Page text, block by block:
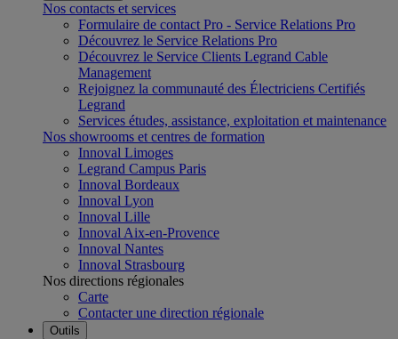
Nos contacts et services
Formulaire de contact Pro - Service Relations Pro
Découvrez le Service Relations Pro
Découvrez le Service Clients Legrand Cable
Management
Rejoignez la communauté des Électriciens Certifiés
Legrand
Services études, assistance, exploitation et maintenance
Nos showrooms et centres de formation
Innoval Limoges
Legrand Campus Paris
Innoval Bordeaux
Innoval Lyon
Innoval Lille
Innoval Aix-en-Provence
Innoval Nantes
Innoval Strasbourg
Nos directions régionales
Carte
Contacter une direction régionale
Outils